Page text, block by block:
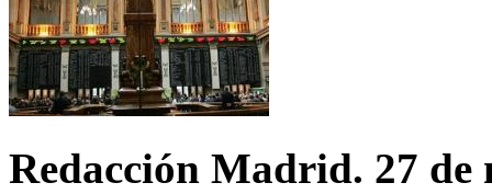
Redacción Madrid. 27 de